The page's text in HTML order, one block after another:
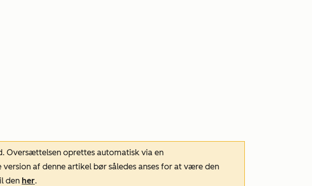
Oversættelsen oprettes automatisk via en
af denne artikel bør således anses for at være den
den her.